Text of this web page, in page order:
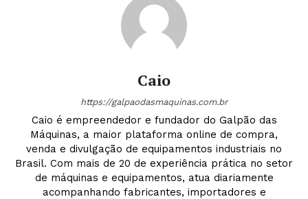
Caio
https://galpaodasmaquinas.com.br
Caio é empreendedor e fundador do Galpão das
Máquinas, a maior plataforma online de compra,
venda e divulgação de equipamentos industriais no
Brasil. Com mais de 20 de experiência prática no setor
de máquinas e equipamentos, atua diariamente
acompanhando fabricantes, importadores e